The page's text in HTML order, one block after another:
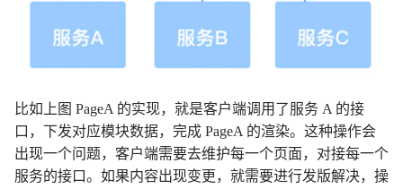
比如上图 PageA 的实现，就是客户端调用了服务 A 的接
口，下发对应模块数据，完成 PageA 的渲染。这种操作会
出现一个问题，客户端需要去维护每一个页面，对接每一个
服务的接口。如果内容出现变更，就需要进行发版解决，操